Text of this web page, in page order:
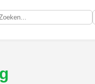
op de site